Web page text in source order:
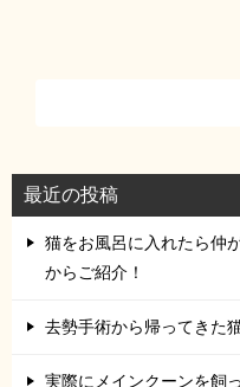
最近の投稿
猫をお風呂に入れたら仲
からご紹介！
去勢手術から帰ってきた
実際にメインクーンを飼